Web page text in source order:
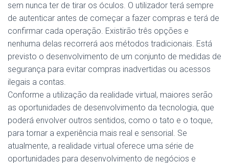
sem nunca ter de tirar os óculos. O utilizador terá sempre
de autenticar antes de começar a fazer compras e terá de
confirmar cada operação. Existirão três opções e
nenhuma delas recorrerá aos métodos tradicionais. Está
previsto o desenvolvimento de um conjunto de medidas de
segurança para evitar compras inadvertidas ou acessos
ilegais a contas.
Conforme a utilização da realidade virtual, maiores serão
as oportunidades de desenvolvimento da tecnologia, que
poderá envolver outros sentidos, como o tato e o toque,
para tornar a experiência mais real e sensorial. Se
atualmente, a realidade virtual oferece uma série de
oportunidades para desenvolvimento de negócios e